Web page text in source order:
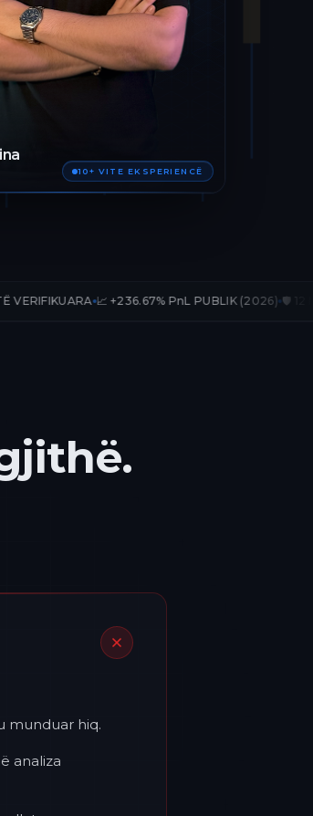
10+ VITE EKSPERIENCË
📈 +236.67% PnL PUBLIK (2026) 🛡️ 12 MUAJ AKSES
munduar hiq.
analiza